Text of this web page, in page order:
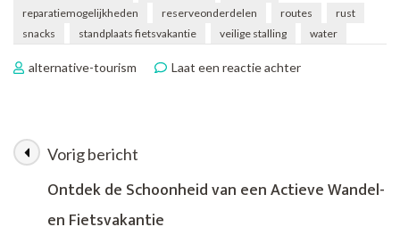
reparatiemogelijkheden
reserveonderdelen routes
rust
snacks
standplaats fietsvakantie veilige stalling water
alternative-tourism Laat een reactie achterop
Fietsvakantie
Berichtnavigatie
Vorig bericht
Ontdek de Schoonheid van een Actieve Wandel-
en Fietsvakantie